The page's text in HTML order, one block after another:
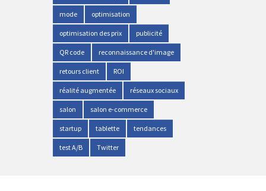
mode optimisation
optimisation des prix publicité
QR code reconnaissance d'image
retours client ROI
réalité augmentée réseaux sociaux
salon salon e-commerce
startup tablette tendances
test A/B Twitter